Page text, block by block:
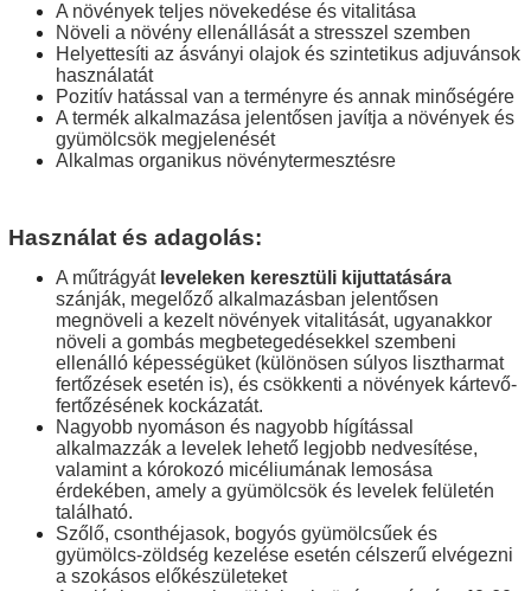
A növények teljes növekedése és vitalitása
Növeli a növény ellenállását a stresszel szemben
Helyettesíti az ásványi olajok és szintetikus adjuvánsok
használatát
Pozitív hatással van a terményre és annak minőségére
A termék alkalmazása jelentősen javítja a növények és
gyümölcsök megjelenését
Alkalmas organikus növénytermesztésre
Használat és adagolás:
A műtrágyát leveleken keresztüli kijuttatására
szánják, megelőző alkalmazásban jelentősen
megnöveli a kezelt növények vitalitását, ugyanakkor
növeli a gombás megbetegedésekkel szembeni
ellenálló képességüket (különösen súlyos lisztharmat
fertőzések esetén is), és csökkenti a növények kártevő-
fertőzésének kockázatát.
Nagyobb nyomáson és nagyobb hígítással
alkalmazzák a levelek lehető legjobb nedvesítése,
valamint a kórokozó micéliumának lemosása
érdekében, amely a gyümölcsök és levelek felületén
található.
Szőlő, csonthéjasok, bogyós gyümölcsűek és
gyümölcs-zöldség kezelése esetén célszerű elvégezni
a szokásos előkészületeket